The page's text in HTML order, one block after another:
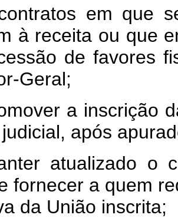
em que
à receita ou que
de favores
Geral;
a inscrição
após
atualizado o
fornecer a quem
da União inscrita;